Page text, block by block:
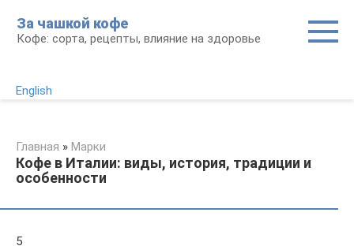
контенту
За чашкой кофе
Кофе: сорта, рецепты, влияние на здоровье
English
Главная » Марки
Кофе в Италии: виды, история, традиции и
особенности
5